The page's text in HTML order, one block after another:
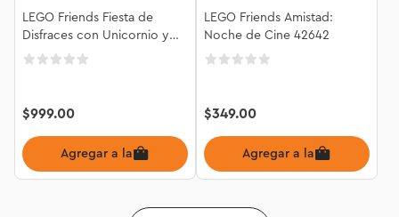
LEGO Friends Fiesta de
Disfraces con Unicornio y
Hada 42661
$999.00
Agregar a la bolsa
LEGO Friends Amistad:
Noche de Cine 42642
$349.00
Agregar a la bolsa